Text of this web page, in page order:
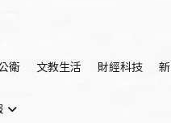
衛 文教生活 財經科技